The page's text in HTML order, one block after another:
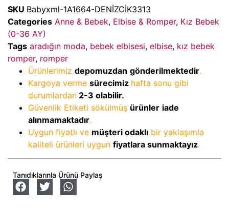
SKU Babyxml-1A1664-DENİZCİK3313
Categories Anne & Bebek, Elbise & Romper, Kız Bebek
(0-36 AY)
Tags aradığın moda, bebek elbisesi, elbise, kız bebek
romper, romper
Ürünlerimiz depomuzdan gönderilmektedir.
Kargoya verme sürecimiz hafta sonu gibi
durumlardan 2-3 olabilir.
Güvenlik Etiketi sökülmüş ürünler iade
alınmamaktadır.
Uygun fiyatlı ve müşteri odaklı bir yaklaşımla
kaliteli ürünleri uygun fiyatlara sunmaktayız.
Tanıdıklarınla Ürünü Paylaş